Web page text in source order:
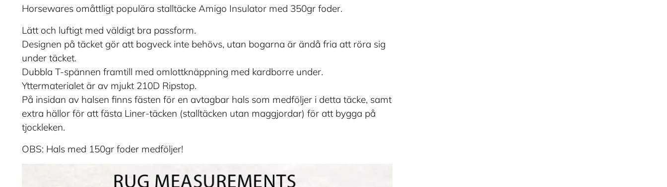
Horsewares omåttligt populära stalltäcke Amigo Insulator med 350gr foder.
Lätt och luftigt med väldigt bra passform.
Designen på täcket gör att bogveck inte behövs, utan bogarna är ändå fria att röra sig
under täcket.
Dubbla T-spännen framtill med omlottknäppning med kardborre under.
Yttermaterialet är av mjukt 210D Ripstop.
På insidan av halsen finns fästen för en avtagbar hals som medföljer i detta täcke, samt
extra hällor för att fästa Liner-täcken (stalltäcken utan maggjordar) för att bygga på
tjockleken.
OBS: Hals med 150gr foder medföljer!